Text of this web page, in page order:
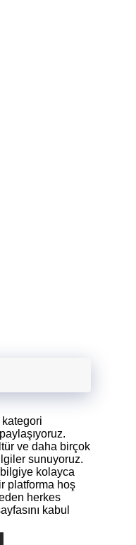
kategori
ve daha birçok
sunuyoruz.
kolayca
platforma hoş
herkes
kabul